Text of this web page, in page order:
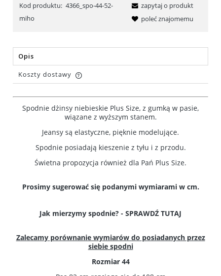
Kod produktu: 4366_spo-44-52-
miho
zapytaj o produkt
poleć znajomemu
Opis
Koszty dostawy
Cena nie zawiera ewentualnych kosztów płatności
Spodnie dżinsy niebieskie Plus Size, z gumką w pasie,
wiązane z wyższym stanem.
Jeansy są elastyczne, pięknie modelujące.
Spodnie posiadają kieszenie z tyłu i z przodu.
Świetna propozycja również dla Pań Plus Size.
Prosimy sugerować się podanymi wymiarami w cm.
Jak mierzymy spodnie? - SPRAWDŹ TUTAJ
Zalecamy porównanie wymiarów do posiadanych przez
siebie spodni
Rozmiar 44